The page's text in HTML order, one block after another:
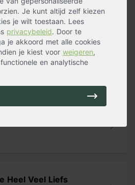
Je kunt altijd zelf kiezen
je wilt toestaan. Lees
privacybeleid. Door te
je akkoord met alle cookies
je kiest voor weigeren,
en analytische
Fijne Vaderdag
Heel Veel Liefs